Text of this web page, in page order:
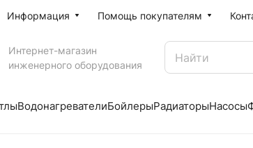
Информация Помощь покупателям
Интернет-магазин
инженерного оборудования
ВодонагревателиБойлерыРадиаторыНасосы